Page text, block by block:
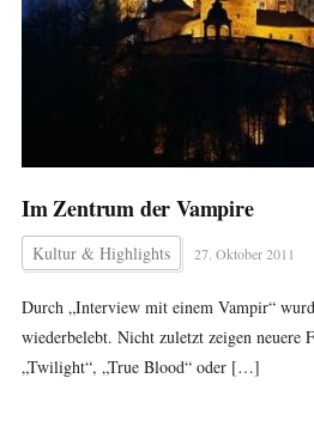
Im Zentrum der Vampire
Kultur & Highlights 27. Oktober 2011
Durch „Interview mit einem Vampir“
wiederbelebt. Nicht zuletzt zeigen neuere
„Twilight“, „True Blood“ oder […]